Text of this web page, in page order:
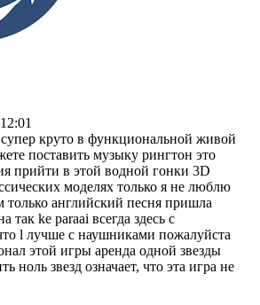
круто в функциональной живой
поставить музыку рингтон это
прийти в этой водной гонки 3D
моделях только я не люблю
только английский песня пришла
так ke paraai всегда здесь с
l лучше с наушниками пожалуйста
этой игры аренда одной звезды
ноль звезд означает, что эта игра не